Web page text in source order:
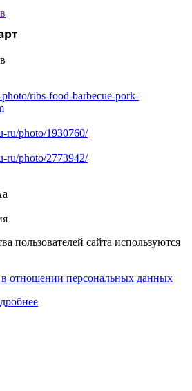
ribs-food-barbecue-pork-
ru/photo/1930760/
ru/photo/2773942/
пользователей сайта используются
отношении персональных данных